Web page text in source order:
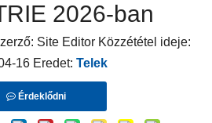
2026-ban
Site Editor Közzététel ideje:
16 Eredet: Telek
Érdeklődni